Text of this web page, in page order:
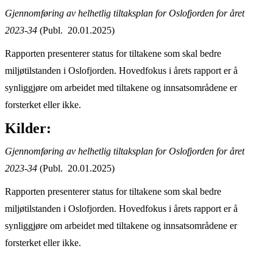
Gjennomføring av helhetlig tiltaksplan for Oslofjorden for året
2023-34 (Publ. 20.01.2025)
Rapporten presenterer status for tiltakene som skal bedre
miljøtilstanden i Oslofjorden. Hovedfokus i årets rapport er å
synliggjøre om arbeidet med tiltakene og innsatsområdene er
forsterket eller ikke.
Kilder:
Gjennomføring av helhetlig tiltaksplan for Oslofjorden for året
2023-34 (Publ. 20.01.2025)
Rapporten presenterer status for tiltakene som skal bedre
miljøtilstanden i Oslofjorden. Hovedfokus i årets rapport er å
synliggjøre om arbeidet med tiltakene og innsatsområdene er
forsterket eller ikke.